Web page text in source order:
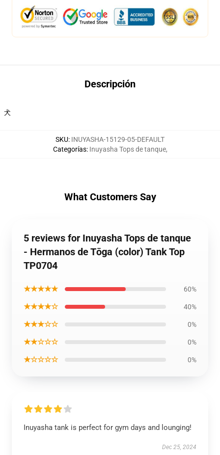
Descripción
犬
SKU: INUYASHA-15129-05-DEFAULT
Categorías: Inuyasha Tops de tanque,
What Customers Say
5 reviews for Inuyasha Tops de tanque
- Hermanos de Tōga (color) Tank Top
TP0704
★★★★★ 60%
★★★★☆ 40%
★★★☆☆ 0%
★★☆☆☆ 0%
★☆☆☆☆ 0%
Inuyasha tank is perfect for gym days and lounging!
Dec 25, 2024